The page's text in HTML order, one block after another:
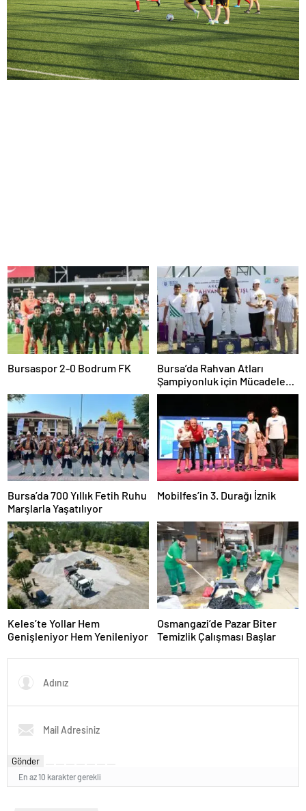
Bursaspor 2-0 Bodrum FK
Bursa’da Rahvan Atları
Şampiyonluk için Mücadele
Etti
Bursa’da 700 Yıllık Fetih Ruhu
Marşlarla Yaşatılıyor
Mobilfes’in 3. Durağı İznik
Keles’te Yollar Hem
Genişleniyor Hem Yenileniyor
Osmangazi’de Pazar Biter
Temizlik Çalışması Başlar
Gönder
En az 10 karakter gerekli